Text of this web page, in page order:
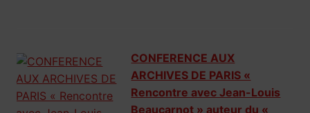
CONFERENCE AUX
ARCHIVES DE PARIS «
Rencontre avec Jean-Louis
Beaucarnot » auteur du «